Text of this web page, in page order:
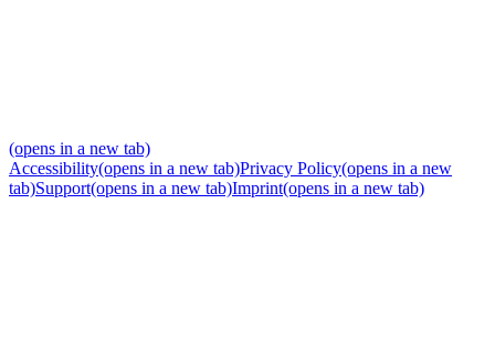
(opens in a new tab)
Accessibility(opens in a new tab)Privacy Policy(opens in a new
tab)Support(opens in a new tab)Imprint(opens in a new tab)